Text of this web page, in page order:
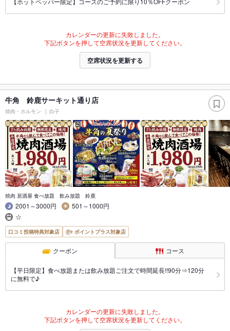
カレンダーの更新に失敗しました。
下記ボタンを押して空席状況を更新してください。
空席状況を更新する
牛角 鈴鹿サーキット通り店
焼肉・ホルモン 白子
焼肉 居酒屋 食べ放題 飲み放題 鈴鹿
2001～3000円
501～1000円
☆
口コミ投稿特典対象店 ポイントプラス対象店
クーポン コース
【平日限定】食べ放題または飲み放題ご注文で時間延長!!90分⇒120分
に無料で♪
カレンダーの更新に失敗しました。
下記ボタンを押して空席状況を更新してください。